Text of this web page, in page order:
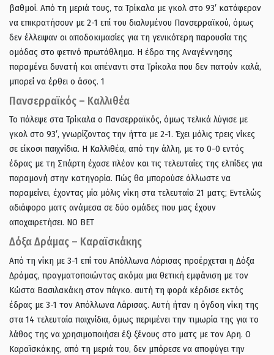
βαθμοί. Από τη μεριά τους, τα Τρίκαλα με γκολ στο 93′ κατάφεραν
να επικρατήσουν με 2-1 επί του διαλυμένου Πανσερραϊκού, όμως
δεν έλλειψαν οι αποδοκιμασίες για τη γενικότερη παρουσία της
ομάδας στο φετινό πρωτάθλημα. Η έδρα της Αναγέννησης
παραμένει δυνατή και απέναντι στα Τρίκαλα που δεν πατούν καλά,
μπορεί να έρθει ο άσος. 1
Πανσερραϊκός – Καλλιθέα
Το πάλεψε στα Τρίκαλα ο Πανσερραϊκός, όμως τελικά λύγισε με
γκολ στο 93′, γνωρίζοντας την ήττα με 2-1. Έχει μόλις τρεις νίκες
σε είκοσι παιχνίδια. Η Καλλιθέα, από την άλλη, με το 0-0 εντός
έδρας με τη Σπάρτη έχασε πλέον και τις τελευταίες της ελπίδες για
παραμονή στην κατηγορία. Πώς θα μπορούσε άλλωστε να
παραμείνει, έχοντας μία μόλις νίκη στα τελευταία 21 ματς; Eντελώς
αδιάφορο ματς ανάμεσα σε δύο ομάδες που μας έχουν
αποχαιρετήσει. ΝΟ ΒΕΤ
Δόξα Δράμας – Καραϊσκάκης
Από τη νίκη με 3-1 επί του Απόλλωνα Λάρισας προέρχεται η Δόξα
Δράμας, πραγματοποιώντας ακόμα μια θετική εμφάνιση με τον
Κώστα Βασιλακάκη στον πάγκο. αυτή τη φορά κέρδισε εκτός
έδρας με 3-1 τον Απόλλωνα Λάρισας. Αυτή ήταν η όγδοη νίκη της
στα 14 τελευταία παιχνίδια, όμως περιμένει την τιμωρία της για το
λάθος της να χρησιμοποιήσει έξι ξένους στο ματς με τον Αρη. Ο
Καραϊσκάκης, από τη μεριά του, δεν μπόρεσε να αποφύγει την